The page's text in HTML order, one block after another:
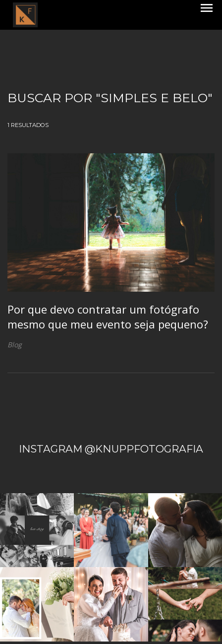
menu
BUSCAR POR "SIMPLES E BELO"
1 RESULTADOS
Por que devo contratar um fotógrafo
mesmo que meu evento seja pequeno?
Blog
INSTAGRAM @KNUPPFOTOGRAFIA